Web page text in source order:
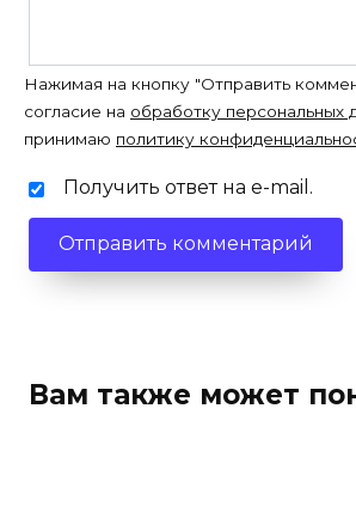
Нажимая на кнопку "Отправить
согласие на обработку персональных
принимаю политику
Получить ответ на e-mail.
Вам также может